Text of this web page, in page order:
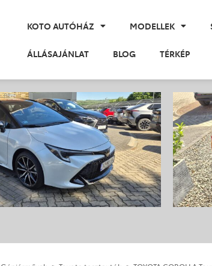
KOTO AUTÓHÁZ MODELLEK
ÁLLÁSAJÁNLAT BLOG TÉRKÉP